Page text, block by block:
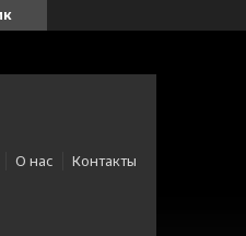
О нас Контакты